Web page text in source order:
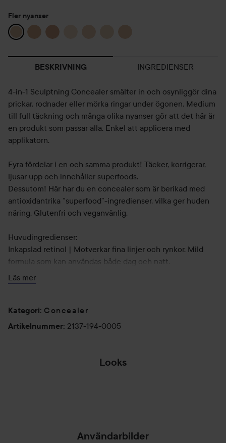
Fler nyanser
BESKRIVNING INGREDIENSER
4-in-1 Sculptning Concealer smälter in och osynliggör dina
prickar, rodnader eller mörka ringar under ögonen. Medium
till full täckning och många olika nyanser gör att det här är
en produkt som passar alla. Enkel att applicera med
applikatorn.
Fyra fördelar i en och samma produkt! Täcker, korrigerar,
ljusar upp och innehåller superfoods.
Dessutom! Här har du en concealer som är berikad med
antioxidantrika ”superfood”-ingredienser, vilka ger huden
näring. Glutenfri och veganvänlig.
Huvudingredienser:
Inkapslad retinol | Motverkar fina linjer och rynkor. Mild
formula som kan användas både dag och natt.
Energy Complex | Kombination av ginseng, grönt te och
vitamin B som boostar hudens naturliga metabolism för
Superfood-mix | Ger lyster och näring åt huden med bland
annat gurkmeja och fläderbärsextrakt.
Läs mer
Kategori: Concealer
Artikelnummer: 2137-194-0005
Looks
Användarbilder